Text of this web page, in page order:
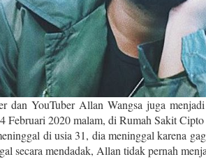
dan YouTuber Allan Wangsa juga
Februari 2020 malam, di Rumah Sakit
di usia 31, dia meninggal karena
secara mendadak, Allan tidak pernah